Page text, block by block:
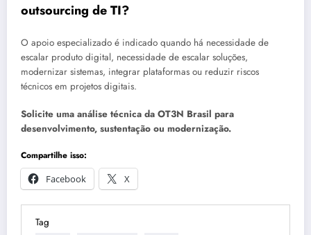
outsourcing de TI?
O apoio especializado é indicado quando há necessidade de
escalar produto digital, necessidade de escalar soluções,
modernizar sistemas, integrar plataformas ou reduzir riscos
técnicos em projetos digitais.
Solicite uma análise técnica da OT3N Brasil para
desenvolvimento, sustentação ou modernização.
Compartilhe isso:
Facebook
X
Tag